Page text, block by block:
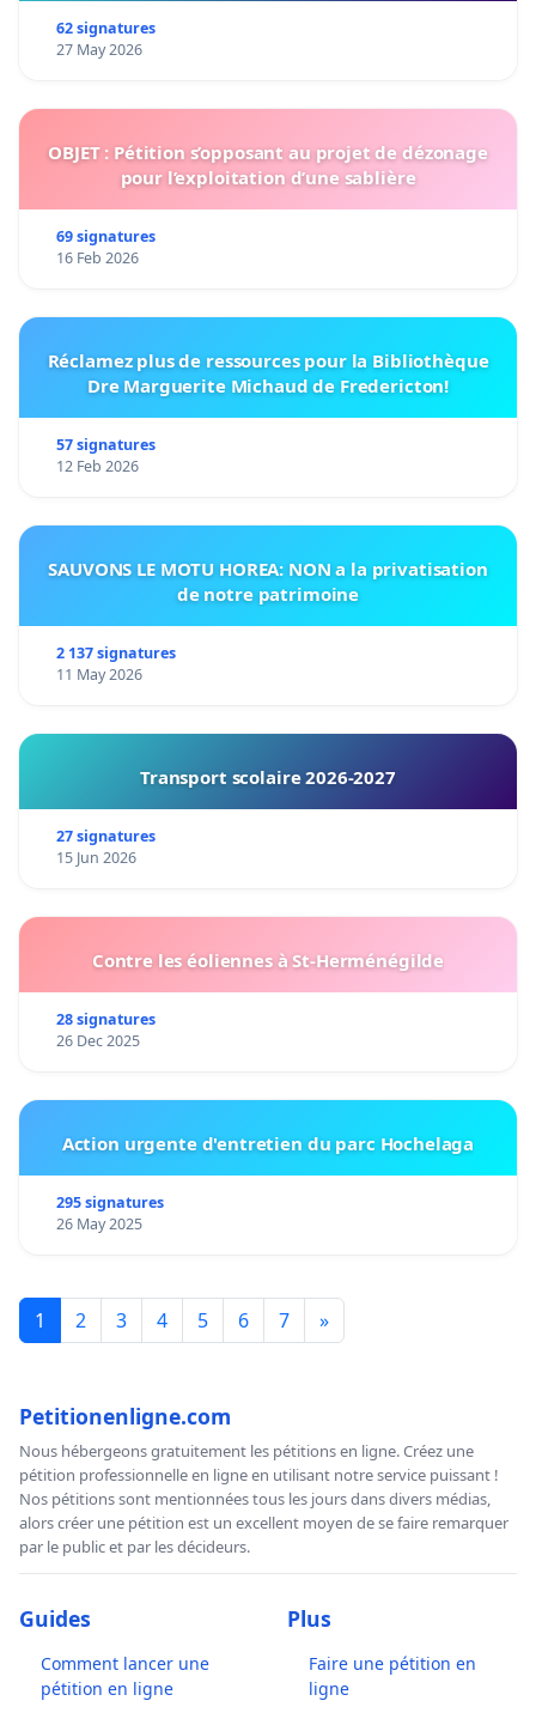
62 signatures
27 May 2026
OBJET : Pétition s’opposant au projet de dézonage
pour l’exploitation d’une sablière
69 signatures
16 Feb 2026
Réclamez plus de ressources pour la Bibliothèque
Dre Marguerite Michaud de Fredericton!
57 signatures
12 Feb 2026
SAUVONS LE MOTU HOREA: NON a la privatisation
de notre patrimoine
2 137 signatures
11 May 2026
Transport scolaire 2026-2027
27 signatures
15 Jun 2026
Contre les éoliennes à St-Herménégilde
28 signatures
26 Dec 2025
Action urgente d'entretien du parc Hochelaga
295 signatures
26 May 2025
1 2 3 4 5 6 7 »
Petitionenligne.com
Nous hébergeons gratuitement les pétitions en ligne. Créez une
pétition professionnelle en ligne en utilisant notre service puissant !
Nos pétitions sont mentionnées tous les jours dans divers médias,
alors créer une pétition est un excellent moyen de se faire remarquer
par le public et par les décideurs.
Guides
Comment lancer une
pétition en ligne
Plus
Faire une pétition en
ligne